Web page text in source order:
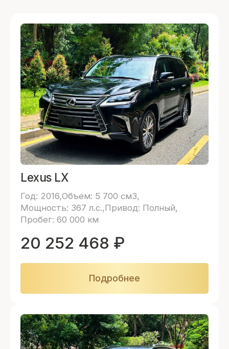
Lexus LX
Год: 2016 Объем: 5 700 см3
Мощность: 367 л.с. Привод: Полный
Пробег: 60 000 км
20 252 468 ₽
Подробнее